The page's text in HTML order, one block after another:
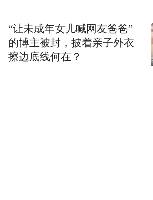
“让未成年女儿喊网友爸爸”
的博主被封，披着亲子外衣
擦边底线何在？